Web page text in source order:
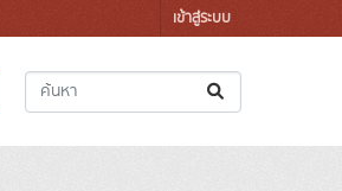
เข้าสู่ระบบ